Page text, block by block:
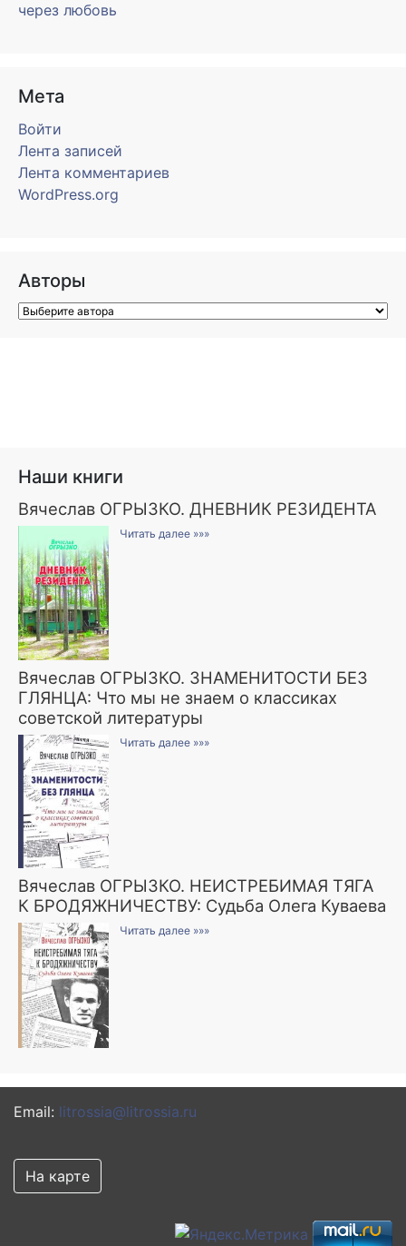
через любовь
Мета
Войти
Лента записей
Лента комментариев
WordPress.org
Авторы
Наши книги
Вячеслав ОГРЫЗКО. ДНЕВНИК РЕЗИДЕНТА
Читать далее »»»
Вячеслав ОГРЫЗКО. ЗНАМЕНИТОСТИ БЕЗ
ГЛЯНЦА: Что мы не знаем о классиках
советской литературы
Читать далее »»»
Вячеслав ОГРЫЗКО. НЕИСТРЕБИМАЯ ТЯГА
К БРОДЯЖНИЧЕСТВУ: Судьба Олега Куваева
Читать далее »»»
Email: litrossia@litrossia.ru
На карте